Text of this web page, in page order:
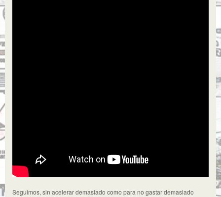
Seguimos, sin acelerar demasiado como para no gastar demasiado